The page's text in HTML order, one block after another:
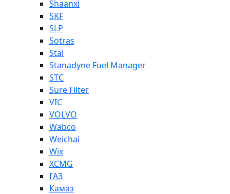
Shaanxi
SKF
SLP
Sotras
Stal
Stanadyne Fuel Manager
STC
Sure Filter
VIC
VOLVO
Wabco
Weichai
Wix
XCMG
ГАЗ
Камаз